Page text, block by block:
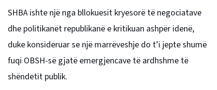
SHBA ishte një nga bllokuesit kryesorë të negociatave
dhe politikanët republikanë e kritikuan ashpër idenë,
duke konsideruar se një marrëveshje do t’i jepte shumë
fuqi OBSH-së gjatë emergjencave të ardhshme të
shëndetit publik.